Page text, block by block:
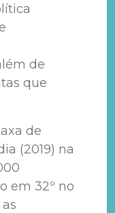
de
que
de
(2019) na
em 32º no